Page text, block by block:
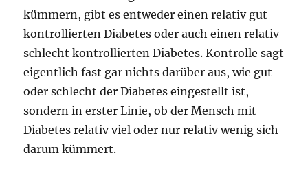
kümmern, gibt es entweder einen relativ gut
kontrollierten Diabetes oder auch einen relativ
schlecht kontrollierten Diabetes. Kontrolle sagt
eigentlich fast gar nichts darüber aus, wie gut
oder schlecht der Diabetes eingestellt ist,
sondern in erster Linie, ob der Mensch mit
Diabetes relativ viel oder nur relativ wenig sich
darum kümmert.